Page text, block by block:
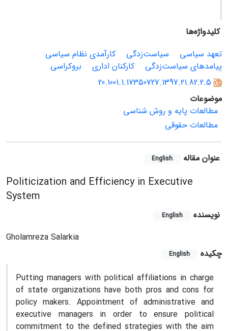
کلیدواژه‌ها
تعهد سیاسی
سیاست‌زدگی
کارآمدی نظام سیاسی
پیامدهای سیاست‌زدگی
کارکنان اداری
بروکراسی
20.1001.1.17350727.1397.21.82.2.5
موضوعات
مطالعات پایه و روش شناسی
مطالعات حقوقی
عنوان مقاله English
Politicization and Efficiency in Executive
System
نویسنده English
Gholamreza Salarkia
چکیده
English
Putting managers with political affiliations in charge
of state organizations have both pros and cons for
policy makers. Appointment of administrative and
executive managers in order to ensure political
commitment to the defined strategies with the aim